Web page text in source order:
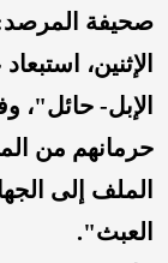
صحيفة المرصد:
الإثنين،
الإبل- حائل"،
حرمانهم من
الملف إلى
العبث".